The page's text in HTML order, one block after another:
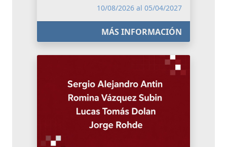
10/08/2026 al 05/04/2027
MÁS INFORMACIÓN